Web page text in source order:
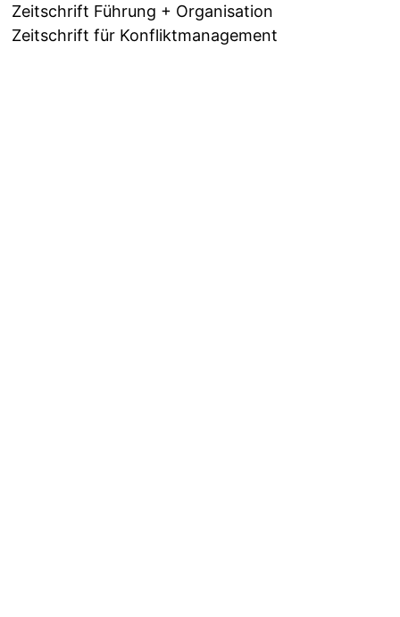
Zeitschrift Führung + Organisation
Zeitschrift für Konfliktmanagement